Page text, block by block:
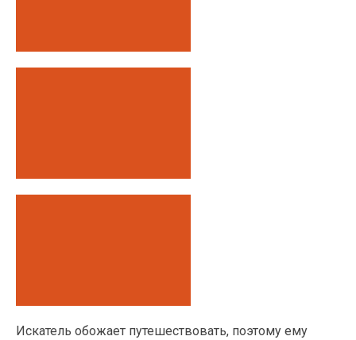
Искатель обожает путешествовать, поэтому ему